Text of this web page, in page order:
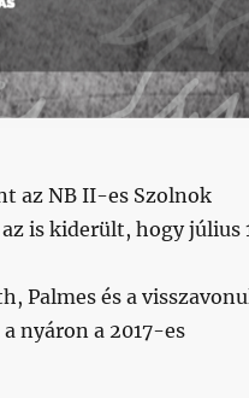
az NB II-es Szolnok
az is kiderült, hogy július
Palmes és a
nyáron a 2017-es